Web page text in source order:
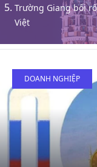
Trường Giang bối
Việt
DOANH NGHIỆP